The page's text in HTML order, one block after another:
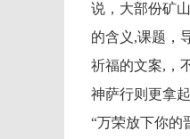
说，大部份矿
的含义,课题，
祈福的文案,，
神萨行则更拿
“万荣放下你的